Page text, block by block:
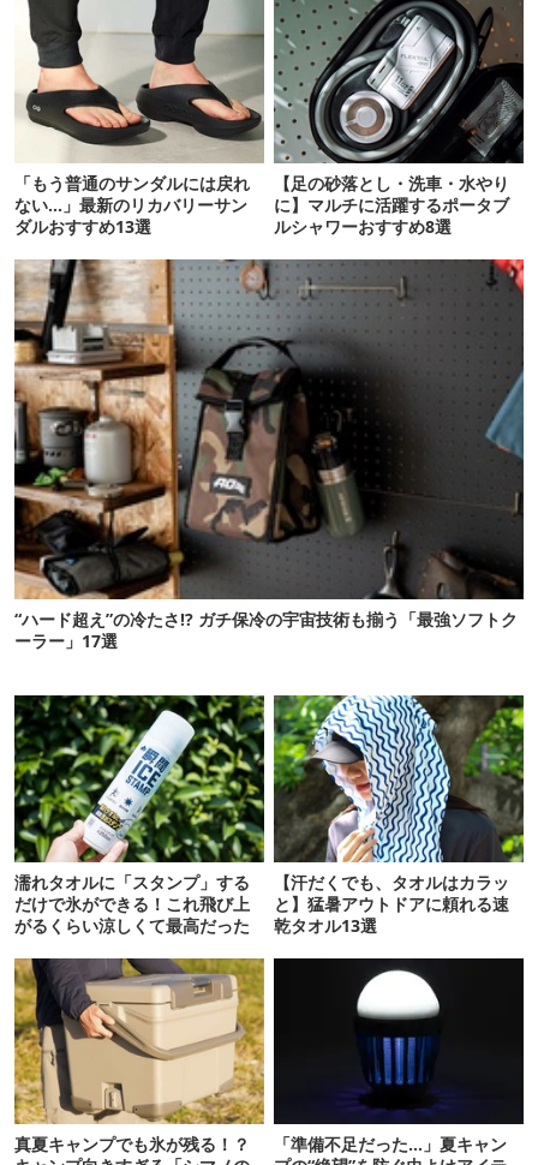
「もう普通のサンダルには戻れ
ない…」最新のリカバリーサン
ダルおすすめ13選
【足の砂落とし・洗車・水やり
に】マルチに活躍するポータブ
ルシャワーおすすめ8選
“ハード超え”の冷たさ!? ガチ保冷の宇宙技術も揃う「最強ソフトク
ーラー」17選
濡れタオルに「スタンプ」する
だけで氷ができる！これ飛び上
がるくらい涼しくて最高だった
【汗だくでも、タオルはカラッ
と】猛暑アウトドアに頼れる速
乾タオル13選
真夏キャンプでも氷が残る！？
「準備不足だった…」夏キャン